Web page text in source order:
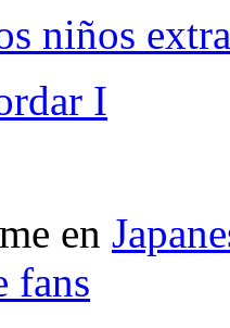
niños
I
en
fans